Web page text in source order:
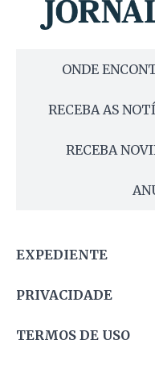
ONDE
RECEBA AS
RECEBA
EXPEDIENTE
PRIVACIDADE
TERMOS DE USO